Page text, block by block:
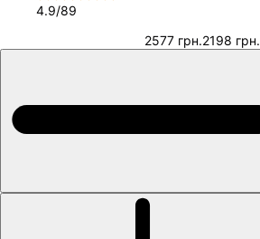
4.9/89
2577 грн.2198 грн.